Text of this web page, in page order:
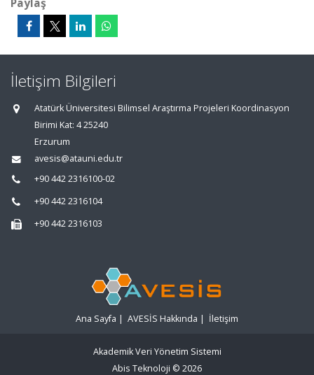
İletişim Bilgileri
Atatürk Üniversitesi Bilimsel Araştırma Projeleri Koordinasyon
Birimi Kat: 4 25240
Erzurum
avesis@atauni.edu.tr
+90 442 2316100-02
+90 442 2316104
+90 442 2316103
Ana Sayfa | AVESİS Hakkında | İletişim
Akademik Veri Yönetim Sistemi
Abis Teknoloji © 2026